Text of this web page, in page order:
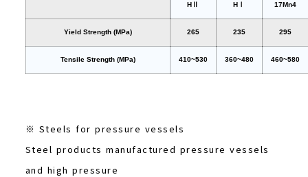
HⅡ HⅠ 17Mn4
Yield Strength (MPa) 265 235 295
Tensile Strength (MPa) 410~530 360~480 460~580
※ Steels for pressure vessels
Steel products manufactured pressure vessels
and high pressure